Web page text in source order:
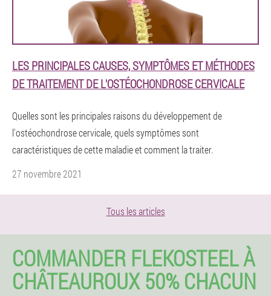
LES PRINCIPALES CAUSES, SYMPTÔMES ET MÉTHODES
DE TRAITEMENT DE L'OSTÉOCHONDROSE CERVICALE
Quelles sont les principales raisons du développement de
l'ostéochondrose cervicale, quels symptômes sont
caractéristiques de cette maladie et comment la traiter.
27 novembre 2021
Tous les articles
COMMANDER FLEKOSTEEL À
CHÂTEAUROUX 50% CHACUN